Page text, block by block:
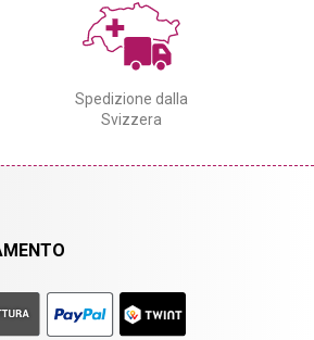
Spedizione dalla
Svizzera